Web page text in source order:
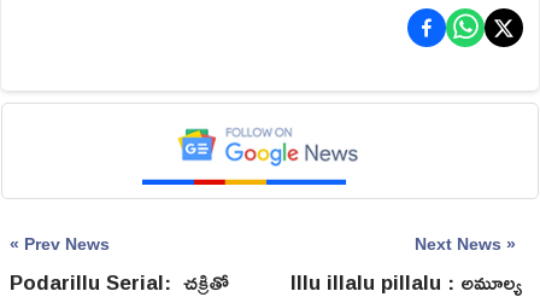
« Prev News
Podarillu Serial: చక్రితో
Next News »
Illu illalu pillalu : అమూల్య